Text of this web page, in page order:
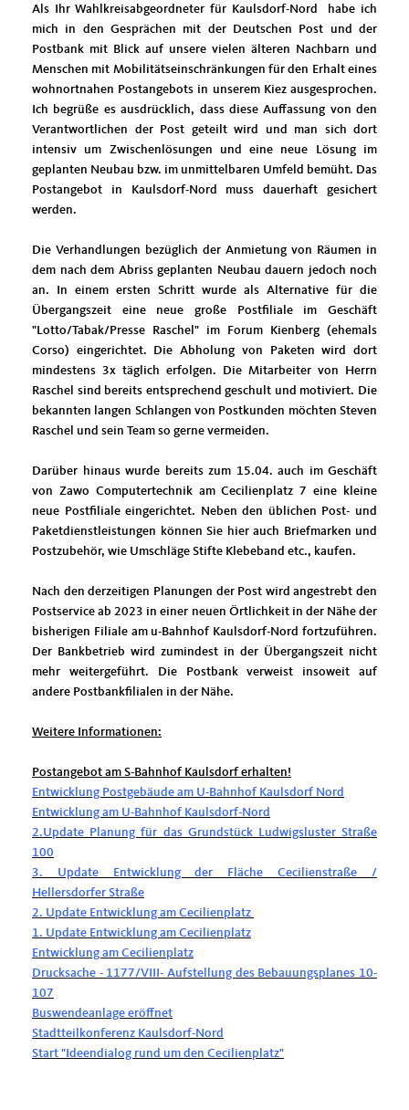
Als Ihr Wahlkreisabgeordneter für Kaulsdorf-Nord habe ich
mich in den Gesprächen mit der Deutschen Post und der
Postbank mit Blick auf unsere vielen älteren Nachbarn und
Menschen mit Mobilitätseinschränkungen für den Erhalt eines
wohnortnahen Postangebots in unserem Kiez ausgesprochen.
Ich begrüße es ausdrücklich, dass diese Auffassung von den
Verantwortlichen der Post geteilt wird und man sich dort
intensiv um Zwischenlösungen und eine neue Lösung im
geplanten Neubau bzw. im unmittelbaren Umfeld bemüht. Das
Postangebot in Kaulsdorf-Nord muss dauerhaft gesichert
werden.
Die Verhandlungen bezüglich der Anmietung von Räumen in
dem nach dem Abriss geplanten Neubau dauern jedoch noch
an. In einem ersten Schritt wurde als Alternative für die
Übergangszeit eine neue große Postfiliale im Geschäft
"Lotto/Tabak/Presse Raschel" im Forum Kienberg (ehemals
Corso) eingerichtet. Die Abholung von Paketen wird dort
mindestens 3x täglich erfolgen. Die Mitarbeiter von Herrn
Raschel sind bereits entsprechend geschult und motiviert. Die
bekannten langen Schlangen von Postkunden möchten Steven
Raschel und sein Team so gerne vermeiden.
Darüber hinaus wurde bereits zum 15.04. auch im Geschäft
von Zawo Computertechnik am Cecilienplatz 7 eine kleine
neue Postfiliale eingerichtet. Neben den üblichen Post- und
Paketdienstleistungen können Sie hier auch Briefmarken und
Postzubehör, wie Umschläge Stifte Klebeband etc., kaufen.
Nach den derzeitigen Planungen der Post wird angestrebt den
Postservice ab 2023 in einer neuen Örtlichkeit in der Nähe der
bisherigen Filiale am u-Bahnhof Kaulsdorf-Nord fortzuführen.
Der Bankbetrieb wird zumindest in der Übergangszeit nicht
mehr weitergeführt. Die Postbank verweist insoweit auf
andere Postbankfilialen in der Nähe.
Weitere Informationen:
Postangebot am S-Bahnhof Kaulsdorf erhalten!
Entwicklung Postgebäude am U-Bahnhof Kaulsdorf Nord
Entwicklung am U-Bahnhof Kaulsdorf-Nord
2.Update Planung für das Grundstück Ludwigsluster Straße
100
3. Update Entwicklung der Fläche Cecilienstraße /
Hellersdorfer Straße
2. Update Entwicklung am Cecilienplatz
1. Update Entwicklung am Cecilienplatz
Entwicklung am Cecilienplatz
Drucksache - 1177/VIII- Aufstellung des Bebauungsplanes 10-
107
Buswendeanlage eröffnet
Stadtteilkonferenz Kaulsdorf-Nord
Start "Ideendialog rund um den Cecilienplatz"